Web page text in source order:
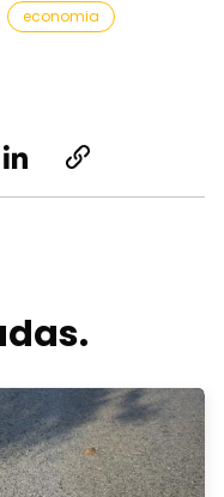
economia